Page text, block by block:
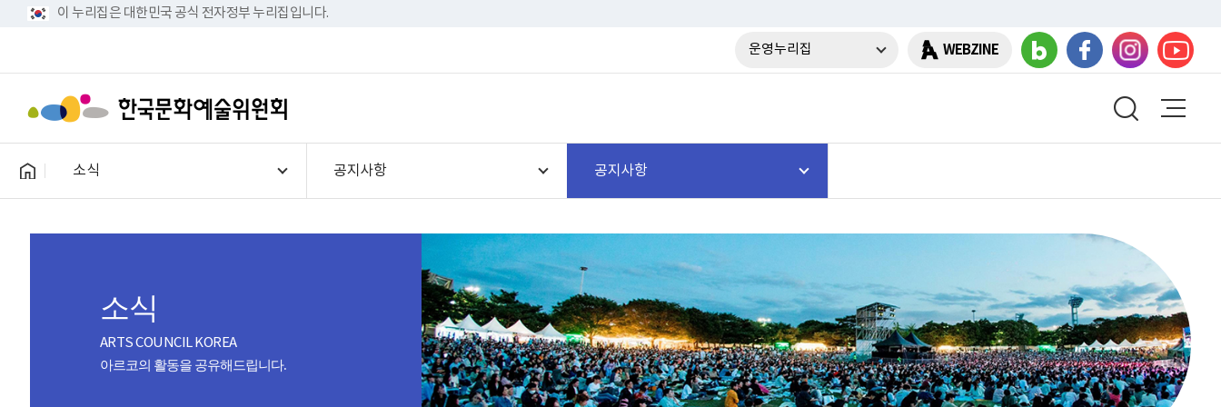
이 누리집은 대한민국 공식 전자정부 누리집입니다.
운영누리집 WEBZINE
소식 공지사항 공지사항
소식
ARTS COUNCIL KOREA
아르코의 활동을 공유해드립니다.